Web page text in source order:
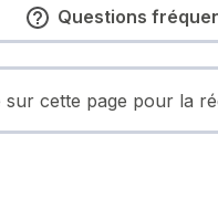
Questions
cette page pour la